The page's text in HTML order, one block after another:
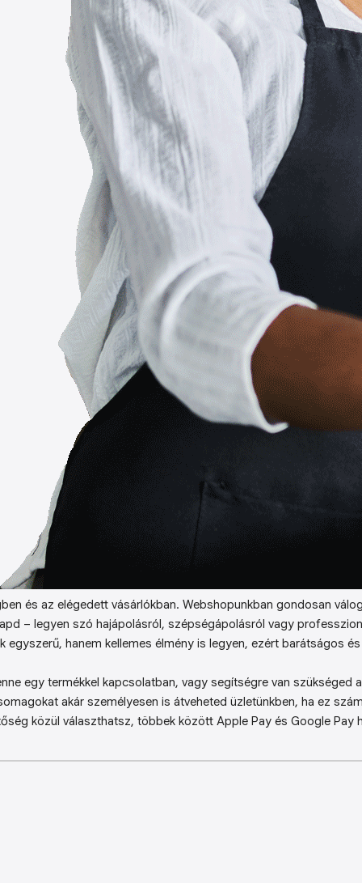
és az elégedett vásárlókban. Webshopunkban gondosan
– legyen szó hajápolásról, szépségápolásról vagy
egyszerű, hanem kellemes élmény is legyen, ezért barátságos
egy termékkel kapcsolatban, vagy segítségre van szükséged
akár személyesen is átveheted üzletünkben, ha ez
közül választhatsz, többek között Apple Pay és Google Pay